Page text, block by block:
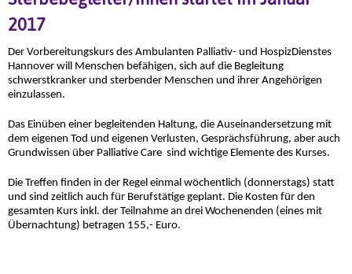
2017
Der Vorbereitungskurs des Ambulanten Palliativ- und HospizDienstes
Hannover will Menschen befähigen, sich auf die Begleitung
schwerstkranker und sterbender Menschen und ihrer Angehörigen
einzulassen.
Das Einüben einer begleitenden Haltung, die Auseinandersetzung mit
dem eigenen Tod und eigenen Verlusten, Gesprächsführung, aber auch
Grundwissen über Palliative Care sind wichtige Elemente des Kurses.
Die Treffen finden in der Regel einmal wöchentlich (donnerstags) statt
und sind zeitlich auch für Berufstätige geplant. Die Kosten für den
gesamten Kurs inkl. der Teilnahme an drei Wochenenden (eines mit
Übernachtung) betragen 155,- Euro.